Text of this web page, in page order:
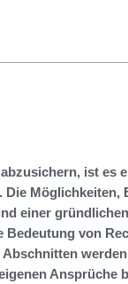
ist es
Die
einer
Bedeutung von
Ansprüche